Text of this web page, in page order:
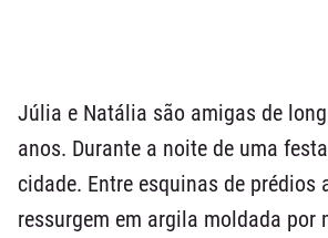
Júlia e Natália são amigas de
anos. Durante a noite de uma
cidade. Entre esquinas de
ressurgem em argila moldada por